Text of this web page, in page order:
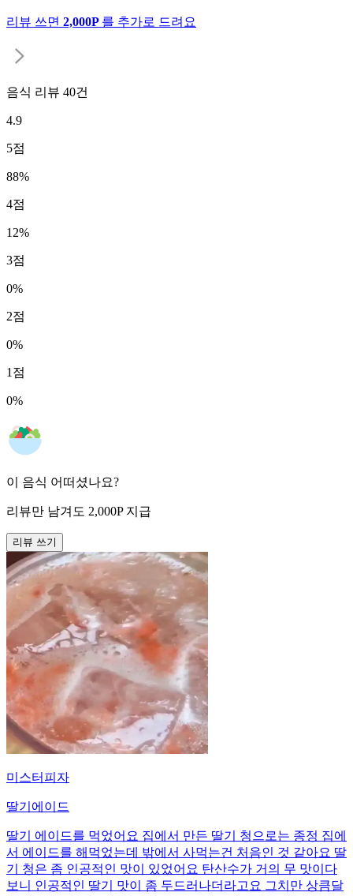
리뷰 쓰면 2,000P 를 추가로 드려요
음식 리뷰 40건
4.9
5점
88%
4점
12%
3점
0%
2점
0%
1 점
0%
이 음식 어떠셨나요?
리뷰만 남겨도 2,000P 지급
리뷰 쓰기
미스터피자
딸기에이드
딸기 에이드를 먹었어요 집에서 만든 딸기 청으로는 종정 집에
서 에이드를 해먹었는데 밖에서 사먹는건 처음인 것 같아요 딸
기 청은 좀 인공적인 맛이 있었어요 탄산수가 거의 무 맛이다
보니 인공적인 딸기 맛이 좀 두드러나더라고요 그치만 상큼달